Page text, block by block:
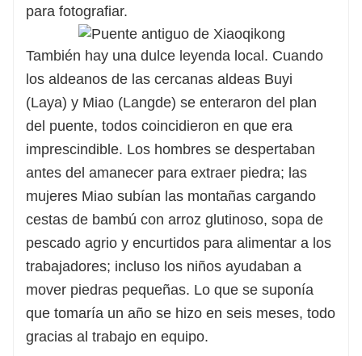
para fotografiar.
También hay una dulce leyenda local. Cuando
los aldeanos de las cercanas aldeas Buyi
(Laya) y Miao (Langde) se enteraron del plan
del puente, todos coincidieron en que era
imprescindible. Los hombres se despertaban
antes del amanecer para extraer piedra; las
mujeres Miao subían las montañas cargando
cestas de bambú con arroz glutinoso, sopa de
pescado agrio y encurtidos para alimentar a los
trabajadores; incluso los niños ayudaban a
mover piedras pequeñas. Lo que se suponía
que tomaría un año se hizo en seis meses, todo
gracias al trabajo en equipo.